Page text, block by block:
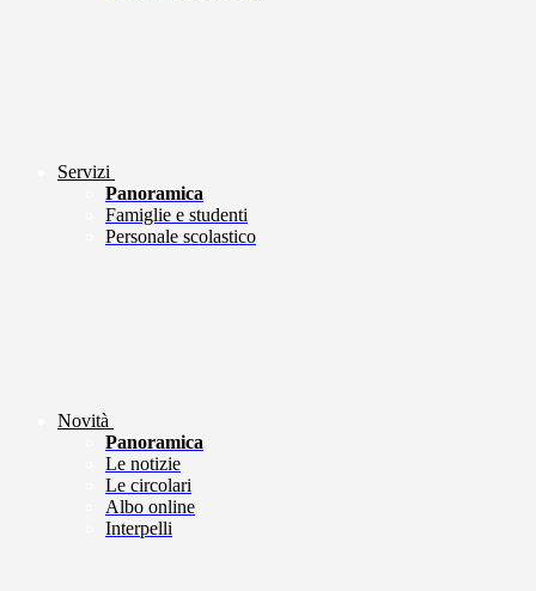
Servizi
Panoramica
Famiglie e studenti
Personale scolastico
Novità
Panoramica
Le notizie
Le circolari
Albo online
Interpelli